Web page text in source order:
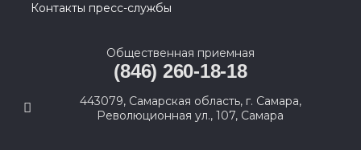
Контакты пресс-службы
Общественная приемная
(846) 260-18-18
443079, Самарская область, г. Самара,
Революционная ул., 107, Самара